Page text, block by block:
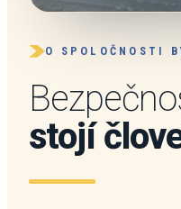
O SPOLOČNOSTI
stojí